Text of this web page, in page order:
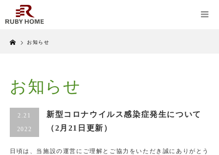
Home
お知らせ
お知らせ
2.21
2022
新型コロナウイルス感染症発生について
（2月21日更新）
日頃は、当施設の運営にご理解とご協力をいただき誠にありがとう